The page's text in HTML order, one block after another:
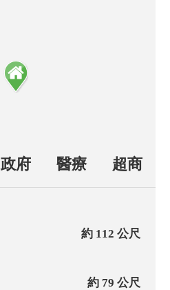
政府 醫療 超商
約 112 公尺
約 79 公尺